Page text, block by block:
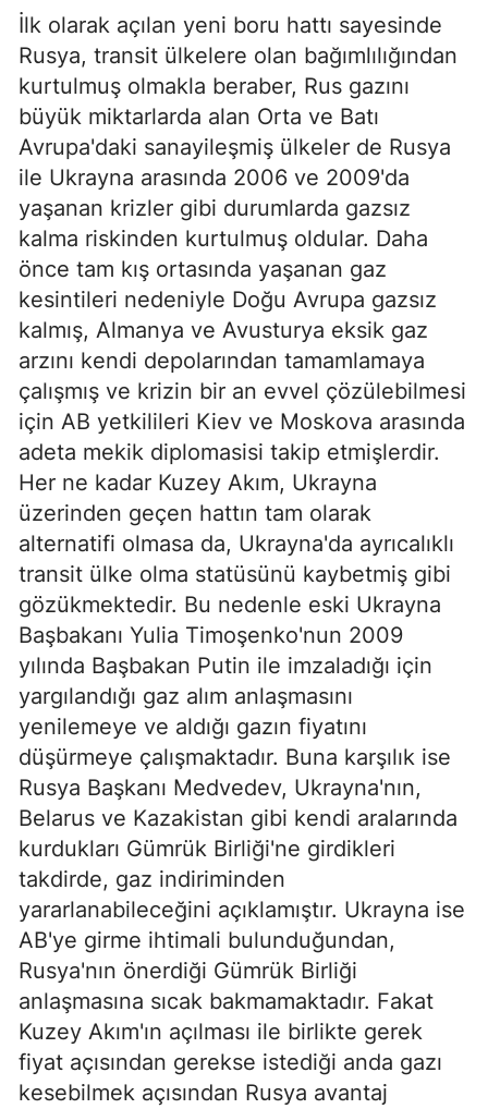
İlk olarak açılan yeni boru hattı sayesinde
Rusya, transit ülkelere olan bağımlılığından
kurtulmuş olmakla beraber, Rus gazını
büyük miktarlarda alan Orta ve Batı
Avrupa'daki sanayileşmiş ülkeler de Rusya
ile Ukrayna arasında 2006 ve 2009'da
yaşanan krizler gibi durumlarda gazsız
kalma riskinden kurtulmuş oldular. Daha
önce tam kış ortasında yaşanan gaz
kesintileri nedeniyle Doğu Avrupa gazsız
kalmış, Almanya ve Avusturya eksik gaz
arzını kendi depolarından tamamlamaya
çalışmış ve krizin bir an evvel çözülebilmesi
için AB yetkilileri Kiev ve Moskova arasında
adeta mekik diplomasisi takip etmişlerdir.
Her ne kadar Kuzey Akım, Ukrayna
üzerinden geçen hattın tam olarak
alternatifi olmasa da, Ukrayna'da ayrıcalıklı
transit ülke olma statüsünü kaybetmiş gibi
gözükmektedir. Bu nedenle eski Ukrayna
Başbakanı Yulia Timoşenko'nun 2009
yılında Başbakan Putin ile imzaladığı için
yargılandığı gaz alım anlaşmasını
yenilemeye ve aldığı gazın fiyatını
düşürmeye çalışmaktadır. Buna karşılık ise
Rusya Başkanı Medvedev, Ukrayna'nın,
Belarus ve Kazakistan gibi kendi aralarında
kurdukları Gümrük Birliği'ne girdikleri
takdirde, gaz indiriminden
yararlanabileceğini açıklamıştır. Ukrayna ise
AB'ye girme ihtimali bulunduğundan,
Rusya'nın önerdiği Gümrük Birliği
anlaşmasına sıcak bakmamaktadır. Fakat
Kuzey Akım'ın açılması ile birlikte gerek
fiyat açısından gerekse istediği anda gazı
kesebilmek açısından Rusya avantaj